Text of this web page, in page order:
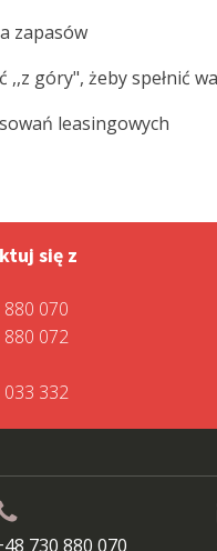
zapasów
,,z góry", żeby spełnić
leasingowych
się z
070
072
332
730 880 070